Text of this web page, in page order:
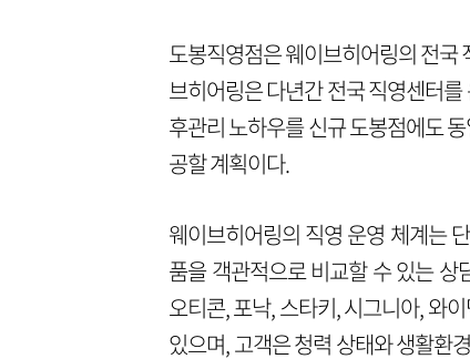
도봉직영점은 웨이브히어링의 전국
브히어링은 다년간 전국 직영센터
후관리 노하우를 신규 도봉점에도
공할 계획이다.
웨이브히어링의 직영 운영 체계는
품을 객관적으로 비교할 수 있는
오티콘, 포낙, 스타키, 시그니아, 와
있으며, 고객은 청력 상태와 생활환